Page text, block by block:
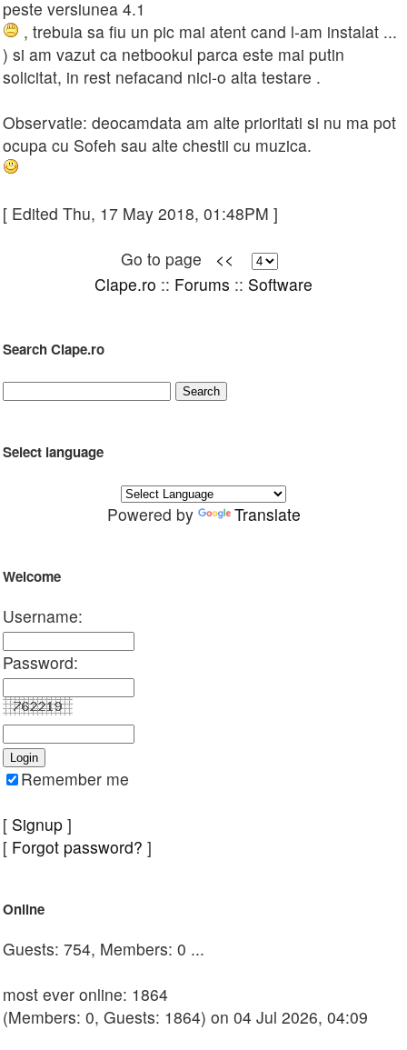
peste versiunea 4.1
, trebuia sa fiu un pic mai atent cand l-am instalat ...
) si am vazut ca netbookul parca este mai putin
solicitat, in rest nefacand nici-o alta testare .
Observatie: deocamdata am alte prioritati si nu ma pot
ocupa cu Sofeh sau alte chestii cu muzica.
[ Edited Thu, 17 May 2018, 01:48PM ]
Go to page
<<
Clape.ro :: Forums :: Software
Search Clape.ro
Select language
Powered by Translate
Welcome
Username:
Password:
Remember me
[ Signup ]
[ Forgot password? ]
Online
Guests: 754, Members: 0 ...
most ever online: 1864
(Members: 0, Guests: 1864) on 04 Jul 2026, 04:09